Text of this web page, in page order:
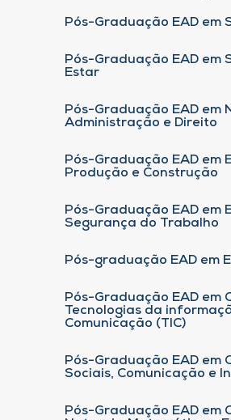
Pós-Graduação EAD em
Pós-Graduação EAD em
Estar
Pós-Graduação EAD em
Administração e Direito
Pós-Graduação EAD em
Produção e Construção
Pós-Graduação EAD em
Segurança do Trabalho
Pós-graduação EAD em
Pós-Graduação EAD em
Tecnologias da
Comunicação (TIC)
Pós-Graduação EAD em
Sociais, Comunicação e
Pós-Graduação EAD em